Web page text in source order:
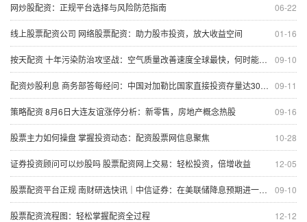
06-22
网炒股配资：正规平台选择与风险防范指南
01-16
线上股票配资公司 网络股票配资：助力股市投资，放大收益空间
09-10
按天配资 十年污染防治攻坚战：空气质量改善速度全球最快，何时能够达到WHO指导值？
09-11
配资炒股利息 商务部答每经问：中国对加勒比国家直接投资存量达30多亿美元，正在清洁能源、储能等领域探索合作机遇
09-16
策略配资 8月6日大连友谊涨停分析：新零售，房地产概念热股
10-28
股票主力如何操盘 掌握投资动态：配资股票网信息聚焦
12-05
证券投资顾问可以炒股吗 股票配资网上交易：轻松投资，倍增收益
09-10
股票配资平台正规 南财研选快讯｜中信证券：在美联储降息预期进一步升温背景下 下阶段数量与利率型货币政策仍有发力空间
12-12
股票配资流程图：轻松掌握配资全过程